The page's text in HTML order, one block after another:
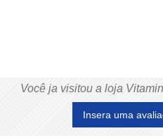
Você ja visitou a loja
Insera uma